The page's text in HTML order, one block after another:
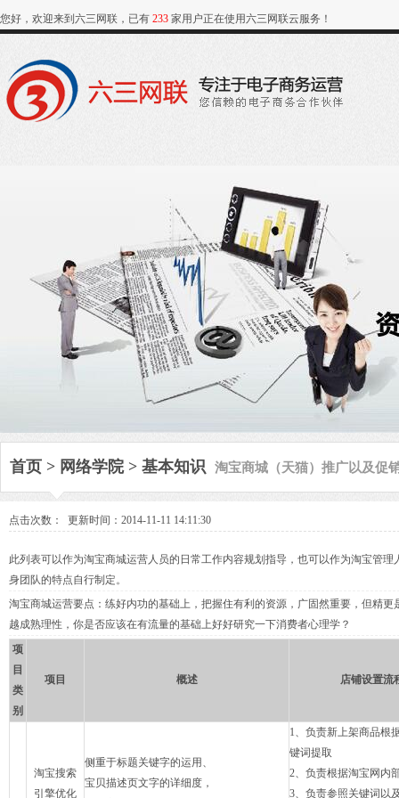
您好，欢迎来到六三网联，已有 233 家用户正在使用六三网联云服务！
首页 > 网络学院> 基本知识 淘宝商城（天猫）推广以及促
点击次数： 更新时间：2014-11-11 14:11:30
此列表可以作为淘宝商城运营人员的日常工作内容规划指导，也可以作为淘宝管
身团队的特点自行制定。
淘宝商城运营要点：练好内功的基础上，把握住有利的资源，广固然重要，但精
越成熟理性，你是否应该在有流量的基础上好好研究一下消费者心理学？
项
目
类
别
项目 概述 店铺设置流
淘宝搜索
引擎优化
侧重于标题关键字的运用、
宝贝描述页文字的详细度，
1、负责新上架商品根
键词提取
2、负责根据淘宝网内
3、负责参照关键词以